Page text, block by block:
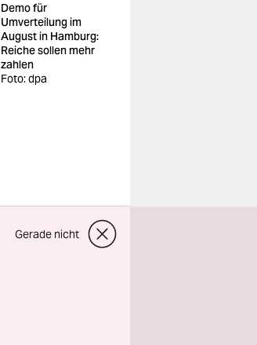
Demo für
Umverteilung im
August in Hamburg:
Reiche sollen mehr
zahlen
Foto: dpa
Gerade nicht